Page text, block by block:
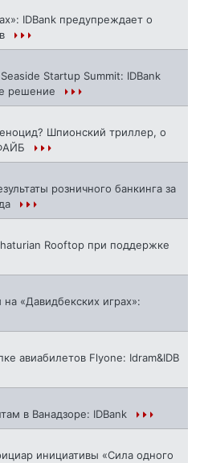
IDBank предупреждает о
Startup Summit: IDBank
решение
Шпионский триллер, о
розничного банкинга за
Rooftop при поддержке
«Давидбекских играх»:
авиабилетов Flyone: Idram&IDB
в Ванадзоре: IDBank
инициативы «Сила одного